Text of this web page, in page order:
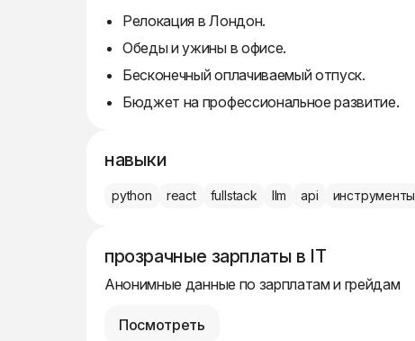
Релокация в Лондон.
Обеды и ужины в офисе.
Бесконечный оплачиваемый отпуск.
Бюджет на профессиональное развитие.
навыки
python react fullstack llm api инструменты
прозрачные зарплаты в IT
Анонимные данные по зарплатам и грейдам
Посмотреть